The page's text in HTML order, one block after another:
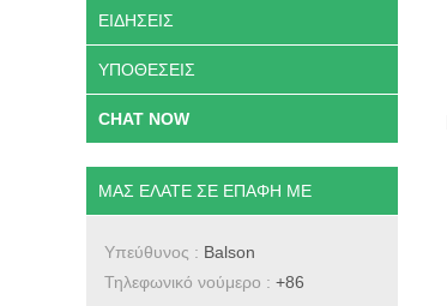
ΕΙΔΉΣΕΙΣ
ΥΠΟΘΈΣΕΙΣ
CHAT NOW
ΜΑΣ ΕΛΆΤΕ ΣΕ ΕΠΑΦΉ ΜΕ
Υπεύθυνος : Balson
Τηλεφωνικό νούμερο : +86